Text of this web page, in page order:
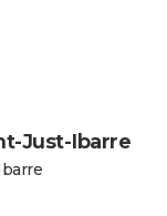
Just-Ibarre